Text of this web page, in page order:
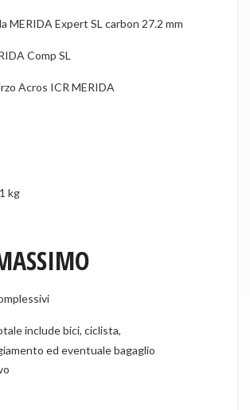
MERIDA Expert SL carbon 27.2 mm
Comp SL
Acros ICR MERIDA
kg
include bici, ciclista,
ed eventuale bagaglio